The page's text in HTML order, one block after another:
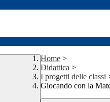
Home >
Didattica >
I progetti delle classi
Giocando con la